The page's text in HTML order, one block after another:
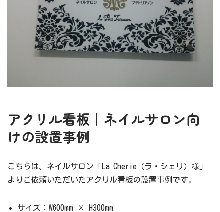
アクリル看板｜ネイルサロン向
けの設置事例
こちらは、ネイルサロン「La Cherie（ラ・シェリ）様」
よりご依頼いただいたアクリル看板の設置事例です。
サイズ：W600mm × H300mm